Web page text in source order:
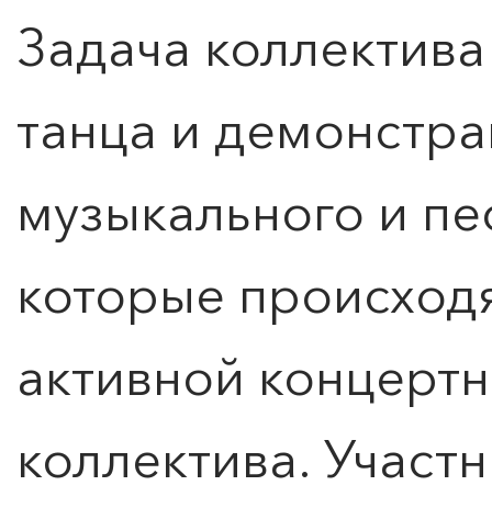
Задача
танца и
музыкального и
которые
активной
коллектива.
Расписание